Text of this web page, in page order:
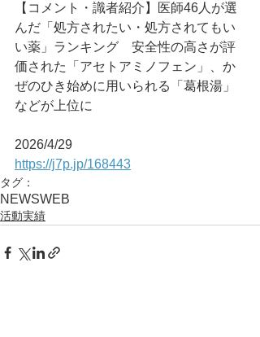
【コメント・識者紹介】医師46人が選
んだ「処方されたい・処方されてもい
い薬」ランキング　安全性の高さが評
価された「アセトアミノフェン」、か
ぜのひき始めに用いられる「葛根湯」
などが上位に
2026/4/29
https://j7p.jp/168443
タグ：
NEWSWEB
活動実績